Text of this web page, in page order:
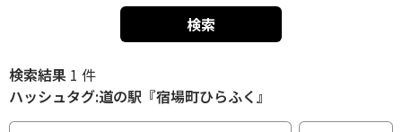
検索
検索結果 1 件
ハッシュタグ:道の駅『宿場町ひらふく』